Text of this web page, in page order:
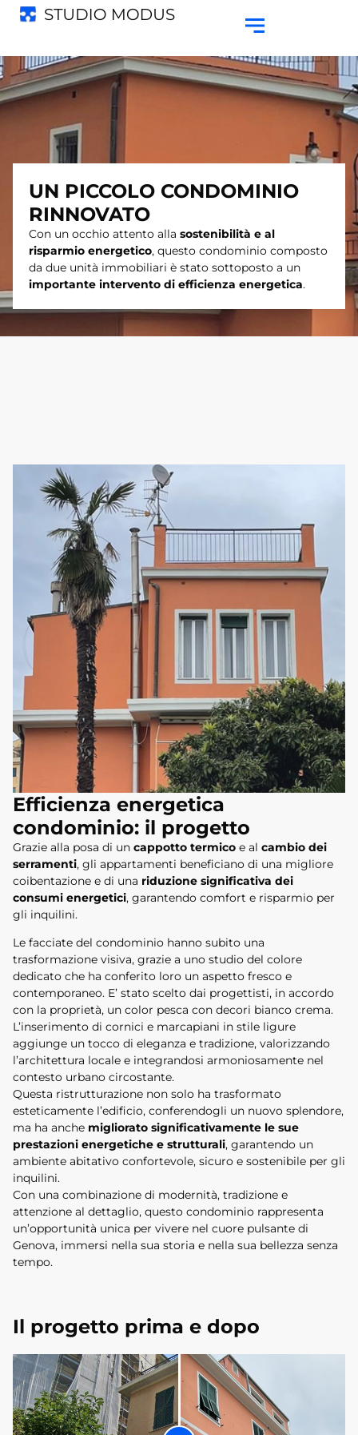
UN PICCOLO CONDOMINIO
RINNOVATO
Con un occhio attento alla sostenibilità e al
risparmio energetico, questo condominio composto
da due unità immobiliari è stato sottoposto a un
importante intervento di efficienza energetica.
Efficienza energetica
condominio: il progetto
Grazie alla posa di un cappotto termico e al cambio dei
serramenti, gli appartamenti beneficiano di una migliore
coibentazione e di una riduzione significativa dei
consumi energetici, garantendo comfort e risparmio per
gli inquilini.
Le facciate del condominio hanno subito una
trasformazione visiva, grazie a uno studio del colore
dedicato che ha conferito loro un aspetto fresco e
contemporaneo. E’ stato scelto dai progettisti, in accordo
con la proprietà, un color pesca con decori bianco crema.
L’inserimento di cornici e marcapiani in stile ligure
aggiunge un tocco di eleganza e tradizione, valorizzando
l’architettura locale e integrandosi armoniosamente nel
contesto urbano circostante.
Questa ristrutturazione non solo ha trasformato
esteticamente l’edificio, conferendogli un nuovo splendore,
ma ha anche migliorato significativamente le sue
prestazioni energetiche e strutturali, garantendo un
ambiente abitativo confortevole, sicuro e sostenibile per gli
inquilini.
Con una combinazione di modernità, tradizione e
attenzione al dettaglio, questo condominio rappresenta
un’opportunità unica per vivere nel cuore pulsante di
Genova, immersi nella sua storia e nella sua bellezza senza
tempo.
Il progetto prima e dopo